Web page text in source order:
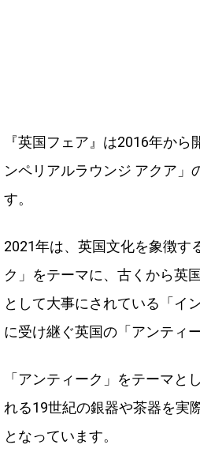
『英国フェア』は2016年か
ンペリアルラウンジ アクア」
す。
2021年は、英国文化を象徴す
ク」をテーマに、古くから英
として大事にされている「イ
に受け継ぐ英国の「アンティ
「アンティーク」をテーマ
れる19世紀の銀器や茶器を実
となっています。